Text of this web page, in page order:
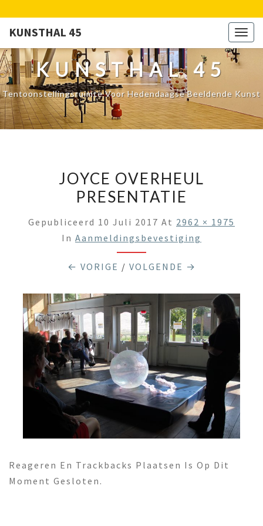
KUNSTHAL 45
KUNSTHAL 45
Tentoonstellingsruimte Voor Hedendaagse Beeldende Kunst
JOYCE OVERHEUL
PRESENTATIE
Gepubliceerd 10 Juli 2017 At 2962 × 1975
In Aanmeldingsbevestiging
← VORIGE / VOLGENDE →
Reageren En Trackbacks Plaatsen Is Op Dit
Moment Gesloten.